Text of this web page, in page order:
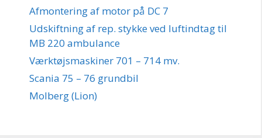
Afmontering af motor på DC 7
Udskiftning af rep. stykke ved luftindtag til
MB 220 ambulance
Værktøjsmaskiner 701 – 714 mv.
Scania 75 – 76 grundbil
Molberg (Lion)